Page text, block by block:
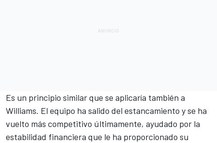
Es un principio similar que se aplicaría también a
Williams. El equipo ha salido del estancamiento y se ha
vuelto más competitivo últimamente, ayudado por la
estabilidad financiera que le ha proporcionado su